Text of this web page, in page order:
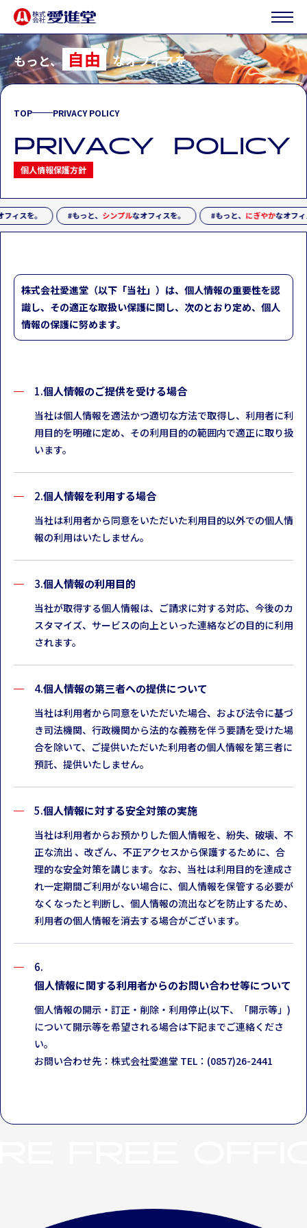
もっと、 自由 なオフィスを。
TOP PRIVACY POLICY
PRIVACY POLICY
個人情報保護方針
ィスを。 #もっと、 シンプルなオフィスを。 #もっと、 にぎやかなオフィ
株式会社愛進堂（以下「当社」）は、個人情報の重要性を認
識し、 その適正な取扱い保護に関し、次のとおり定め、個人
情報の保護に努めます。
個人情報のご提供を受ける場合
当社は個人情報を適法かつ適切な方法で取得し、利用者に利
用目的を明確に定め、その利用目的の範囲内で適正に取り扱
います。
個人情報を利用する場合
当社は利用者から同意をいただいた利用目的以外での個人情
報の利用はいたしません。
個人情報の利用目的
当社が取得する個人情報は、ご請求に対する対応、今後のカ
スタマイズ、サービスの向上といった連絡などの目的に利用
されます。
個人情報の第三者への提供について
当社は利用者から同意をいただいた場合、および法令に基づ
き司法機関、行政機関から法的な義務を伴う要請を受けた場
合を除いて、ご提供いただいた利用者の個人情報を第三者に
預託、提供いたしません。
個人情報に対する安全対策の実施
当社は利用者からお預かりした個人情報を、紛失、破壊、不
正な流出 、改ざん、不正アクセスから保護するために、合
理的な安全対策を講じます。なお、当社は利用目的を達成さ
れ一定期間ご利用がない場合に、個人情報を保管する必要が
なくなったと判断し、個人情報の流出などを防止するため、
利用者の個人情報を消去する場合がございます。
個人情報に関する利用者からのお問い合わせ等について
個人情報の開示・訂正・削除・利用停止(以下、「開示等」)
について開示等を希望される場合は下記までご連絡くださ
い。
お問い合わせ先：株式会社愛進堂 TEL：(0857)26-2441